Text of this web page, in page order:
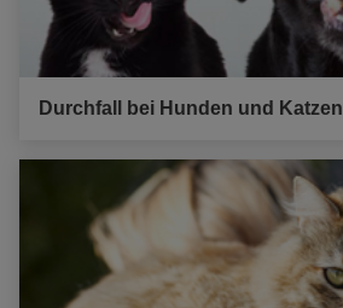
Durchfall bei Hunden und Katzen